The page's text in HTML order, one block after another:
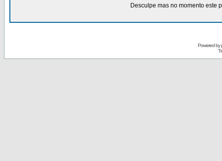
Desculpe mas no momento este
Powered by